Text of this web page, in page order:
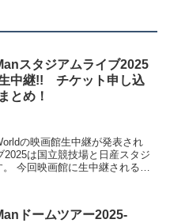
スタジアムライブ2025
中継!! チケット申し込
とめ！
の映画館生中継が発表され
は国立競技場と日産スタジ
今回映画館に生中継されるの
ドームツアー2025-